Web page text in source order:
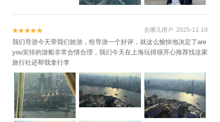

 去哪儿用户 2025-11-19
我们导游今天带我们旅游，给导游一个好评，就这么愉快地决定了are
you安排的游船非常合情合理，我们今天在上海玩得很开心推荐找这家
旅行社还帮我拿行李